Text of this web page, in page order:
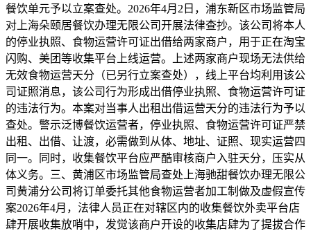
餐饮单元予以立案查处。2026年4月2日，浦东新区市场监管局
对上海朵颐居餐饮办理无限公司开展法律查抄。该公司将本人
的停业执照、食物运营许可证出借给两家商户，用于正在淘宝
闪购、美团等收集平台上线运营。上述两家商户现场无法供给
无效食物运营天分（已另行立案查处），线上平台均利用该公
司证照消息，该公司行为形成出借停业执照、食物运营许可证
的违法行为。本案对当事人出租出借运营天分的违法行为予以
查处。警示泛博餐饮运营者，停业执照、食物运营许可证严禁
出租、出借、让渡，必需做到从体、地址、证照、现实运营四
同一。同时，收集餐饮平台应严酷审核商户入驻天分，压实从
体义务。三、黄浦区市场监管局查处上海驰甜餐饮办理无限公
司黄浦分公司将订单委托其他食物运营者加工制做及虚假宣传
案2026年4月，法律人员正在对辖区内的收集餐饮外卖平台店
肆开展收集放哨中，发觉该商户开设的收集店肆为了提拔合作